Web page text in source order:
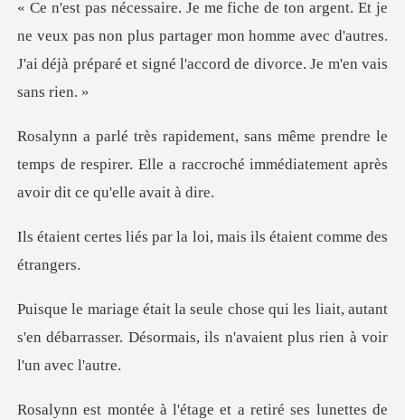
veux pas non plus partager mon homme avec d'autres.
J'ai déjà
dre le
temps de respirer. Elle a raccroché imméd
par la loi, mais ils éta
liait, autant
s'en débarrasser. Désormais, ils
a retiré ses lunettes de